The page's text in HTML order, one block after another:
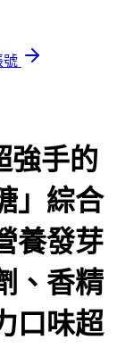
號
強手的
」綜合
養發芽
、香精
口味超